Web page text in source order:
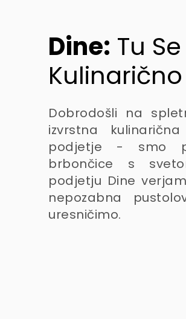
Dine: Tu
Dobrodošli na
izvrstna
podjetje - smo
brbončice s
podjetju Dine
nepozabna
uresničimo.